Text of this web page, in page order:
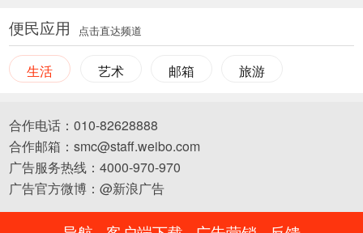
便民应用 点击直达频道
生活 艺术 邮箱 旅游
合作电话：010-82628888
合作邮箱：smc@staff.weibo.com
广告服务热线：4000-970-970
广告官方微博：@新浪广告